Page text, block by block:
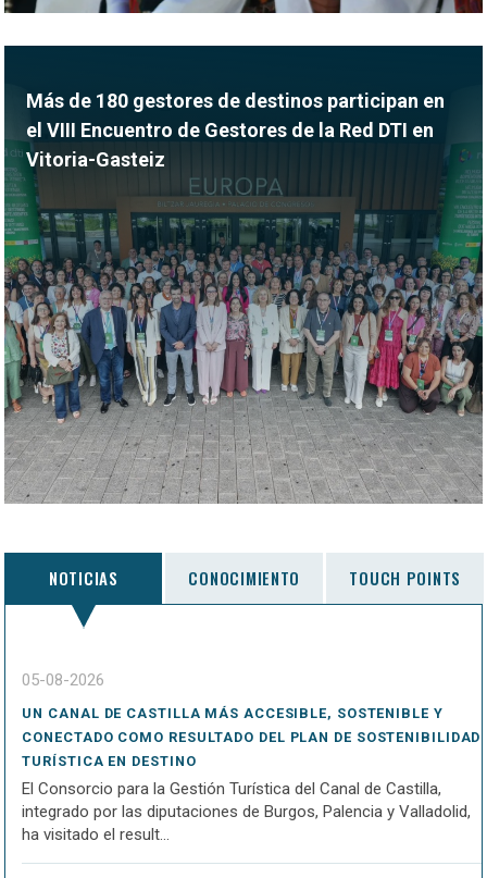
Más de 180 gestores de destinos participan en
el VIII Encuentro de Gestores de la Red DTI en
Vitoria-Gasteiz
NOTICIAS CONOCIMIENTO TOUCH POINTS
05-08-2026
UN CANAL DE CASTILLA MÁS ACCESIBLE, SOSTENIBLE Y
CONECTADO COMO RESULTADO DEL PLAN DE SOSTENIBILIDAD
TURÍSTICA EN DESTINO
El Consorcio para la Gestión Turística del Canal de Castilla,
integrado por las diputaciones de Burgos, Palencia y Valladolid,
ha visitado el result...